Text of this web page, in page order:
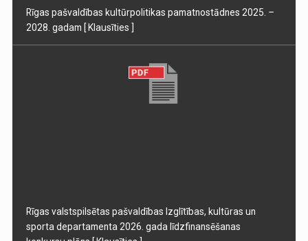
Rīgas pašvaldības kultūrpolitikas pamatnostādnes 2025. –
2028. gadam [ Klausīties ]
Rīgas valstspilsētas pašvaldības Izglītības, kultūras un
sporta departamenta 2026. gada līdzfinansēšanas